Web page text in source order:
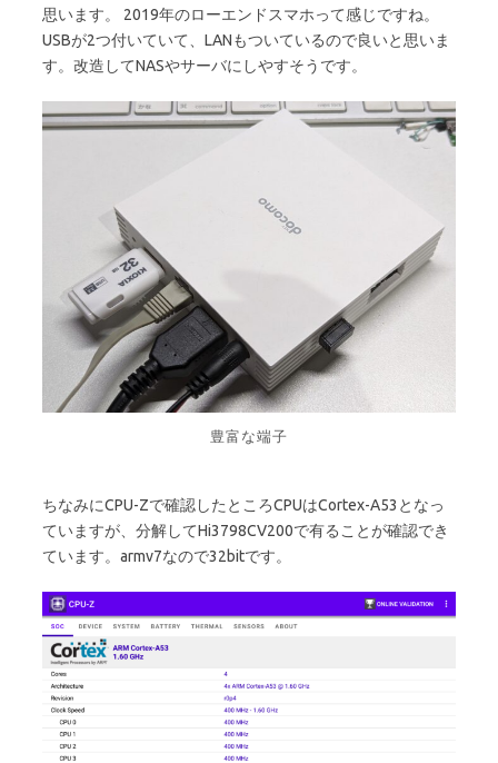
思います。 2019年のローエンドスマホって感じですね。
USBが2つ付いていて、LANもついているので良いと思いま
す。改造してNASやサーバにしやすそうです。
豊富な端子
ちなみにCPU-Zで確認したところCPUはCortex-A53となっ
ていますが、分解してHi3798CV200で有ることが確認でき
ています。armv7なので32bitです。